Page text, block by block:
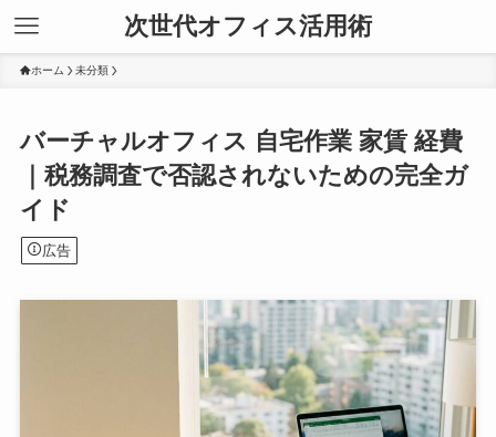
次世代オフィス活用術
ホーム 未分類
バーチャルオフィス 自宅作業 家賃 経費
｜税務調査で否認されないための完全ガ
イド
広告